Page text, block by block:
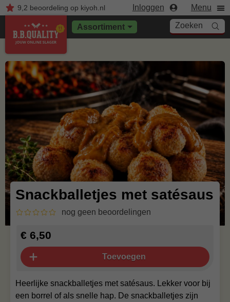
9,2 beoordelingop kiyoh.nl Inloggen Menu
Assortiment Zoeken
Snackballetjes met satésaus
nog geen beoordelingen
Heerlijke snackballetjes met satésaus. Lekker voor bij
een borrel of als snelle hap. De snackballetjes zijn
€ 6,50
Toevoegen